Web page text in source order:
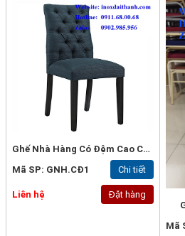
Ghế Nhà Hàng Có Đệm Cao Cấp
Mã SP: GNH.CĐ1
Chi tiết
Liên hệ
Đặt hàng
Mã